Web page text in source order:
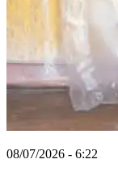
08/07/2026 - 6:22